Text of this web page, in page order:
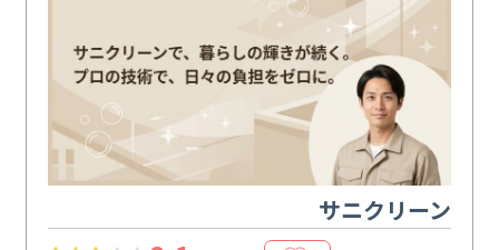
サニクリーン